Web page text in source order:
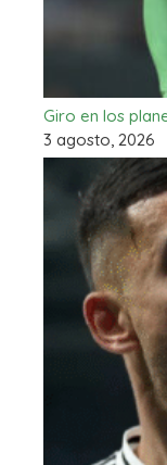
Giro en los
3 agosto, 2026